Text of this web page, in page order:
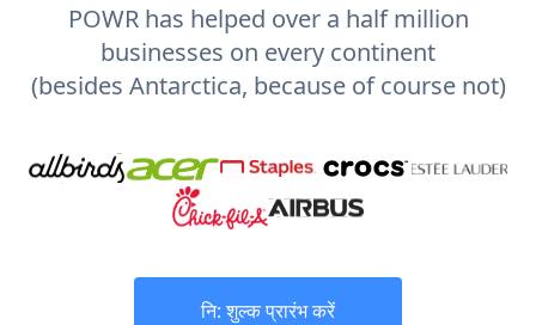
POWR has helped over a half million
businesses on every continent
(besides Antarctica, because of course not)
नि: शुल्क प्रारंभ करें